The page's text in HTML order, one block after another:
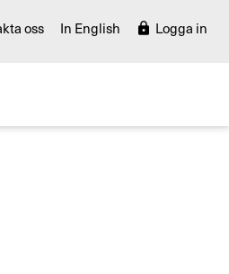
oss In English Logga in